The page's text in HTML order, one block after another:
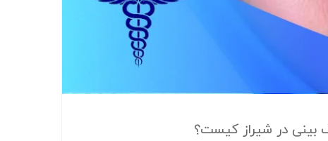
بینی در شیراز کیست؟